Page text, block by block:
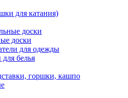
для катания)
доски
доски
для одежды
белья
горшки, кашпо